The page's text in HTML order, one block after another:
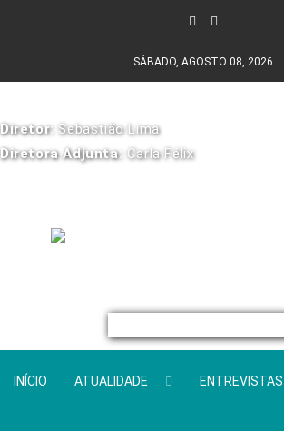
SÁBADO, AGOSTO 08, 2026
Diretor: Sebastião Lima
Diretora Adjunta: Carla Félix
INÍCIO ATUALIDADE ENTREVISTAS